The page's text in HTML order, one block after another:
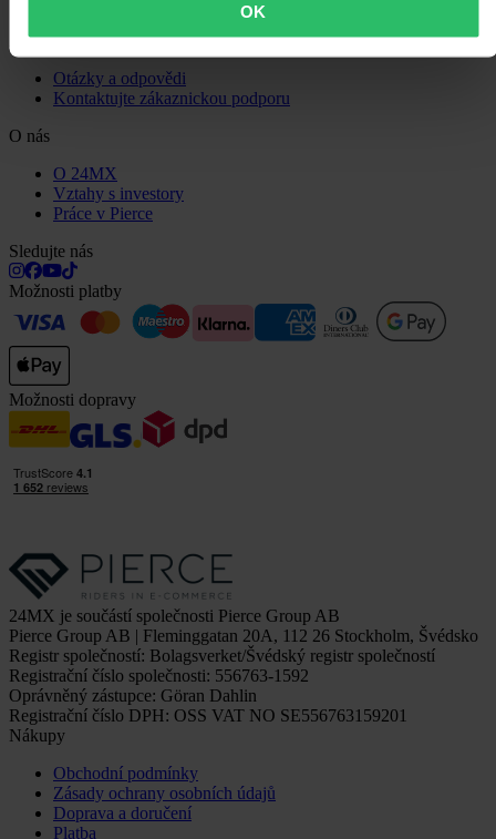
OK
Zákaznická podpora
Otázky a odpovědi
Kontaktujte zákaznickou podporu
O nás
O 24MX
Vztahy s investory
Práce v Pierce
Sledujte nás
Možnosti platby
Možnosti dopravy
24MX je součástí společnosti Pierce Group AB
Pierce Group AB | Fleminggatan 20A, 112 26 Stockholm, Švédsko
Registr společností: Bolagsverket/Švédský registr společností
Registrační číslo společnosti: 556763-1592
Oprávněný zástupce: Göran Dahlin
Registrační číslo DPH: OSS VAT NO SE556763159201
Nákupy
Obchodní podmínky
Zásady ochrany osobních údajů
Doprava a doručení
Platba